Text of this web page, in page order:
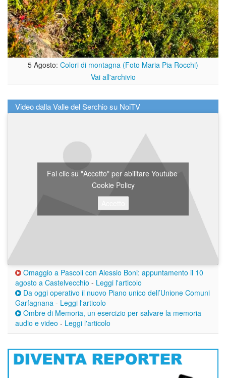
5 Agosto: Colori di montagna (Foto Maria Pia Rocchi)
Vai all'archivio
Video dalla Valle del Serchio su NoiTV
Fai clic su "Accetto" per abilitare Youtube
Cookie Policy
Omaggio a Pascoli con Alessio Boni: appuntamento il 10
agosto a Castelvecchio - Leggi l'articolo
Da oggi operativo il nuovo Piano unico dell’Unione Comuni
Garfagnana - Leggi l'articolo
Ombre di Memoria, un esercizio per salvare la memoria
audio e video - Leggi l'articolo